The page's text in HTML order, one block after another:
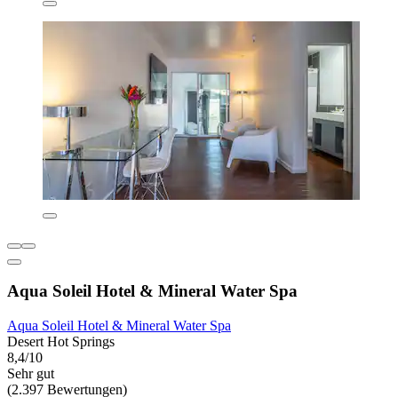
Aqua Soleil Hotel & Mineral Water Spa
Aqua Soleil Hotel & Mineral Water Spa
Desert Hot Springs
8,4/10
Sehr gut
(2.397 Bewertungen)